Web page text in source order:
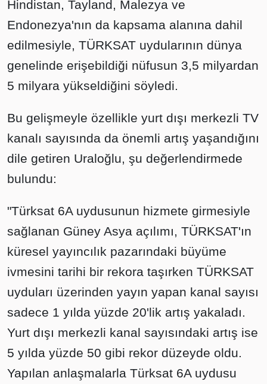
Hindistan, Tayland, Malezya ve
Endonezya'nın da kapsama alanına dahil
edilmesiyle, TÜRKSAT uydularının dünya
genelinde erişebildiği nüfusun 3,5 milyardan
5 milyara yükseldiğini söyledi.
Bu gelişmeyle özellikle yurt dışı merkezli TV
kanalı sayısında da önemli artış yaşandığını
dile getiren Uraloğlu, şu değerlendirmede
bulundu:
"Türksat 6A uydusunun hizmete girmesiyle
sağlanan Güney Asya açılımı, TÜRKSAT'ın
küresel yayıncılık pazarındaki büyüme
ivmesini tarihi bir rekora taşırken TÜRKSAT
uyduları üzerinden yayın yapan kanal sayısı
sadece 1 yılda yüzde 20'lik artış yakaladı.
Yurt dışı merkezli kanal sayısındaki artış ise
5 yılda yüzde 50 gibi rekor düzeyde oldu.
Yapılan anlaşmalarla Türksat 6A uydusu